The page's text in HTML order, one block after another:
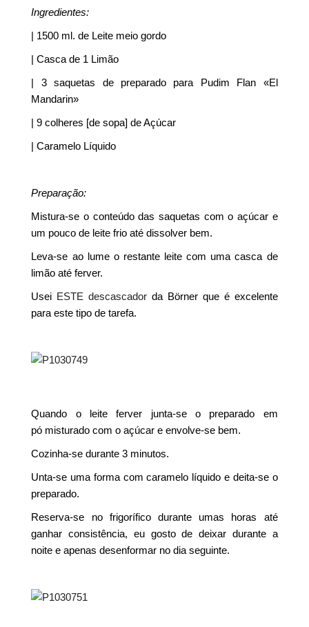
Ingredientes:
| 1500 ml. de Leite meio gordo
| Casca de 1 Limão
| 3 saquetas de preparado para Pudim Flan «El
Mandarin»
| 9 colheres [de sopa] de Açúcar
| Caramelo Líquido
Preparação:
Mistura-se o conteúdo das saquetas com o açúcar e
um pouco de leite frio até dissolver bem.
Leva-se ao lume o restante leite com uma casca de
limão até ferver.
Usei ESTE descascador da Börner que é excelente
para este tipo de tarefa.
Quando o leite ferver junta-se o preparado em
pó misturado com o açúcar e envolve-se bem.
Cozinha-se durante 3 minutos.
Unta-se uma forma com caramelo líquido e deita-se o
preparado.
Reserva-se no frigorífico durante umas horas até
ganhar consistência, eu gosto de deixar durante a
noite e apenas desenformar no dia seguinte.